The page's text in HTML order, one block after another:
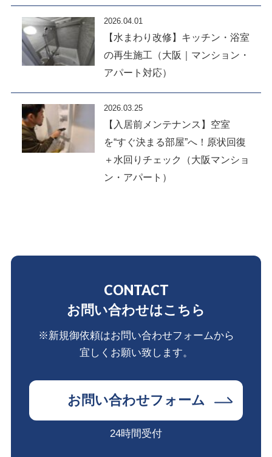
2026.04.01
【水まわり改修】キッチン・浴室
の再生施工（大阪｜マンション・
アパート対応）
2026.03.25
【入居前メンテナンス】空室
を“すぐ決まる部屋”へ！原状回復
＋水回りチェック（大阪マンショ
ン・アパート）
CONTACT
お問い合わせはこちら
※新規御依頼はお問い合わせフォームから
宜しくお願い致します。
お問い合わせフォーム
24時間受付